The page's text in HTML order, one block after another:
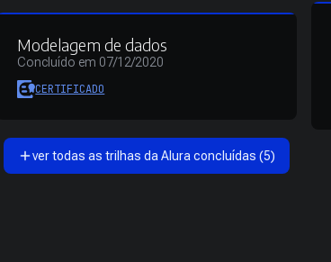
Modelagem de dados
Concluído em 07/12/2020
CERTIFICADO
ver todas as trilhas da Alura concluídas (5)